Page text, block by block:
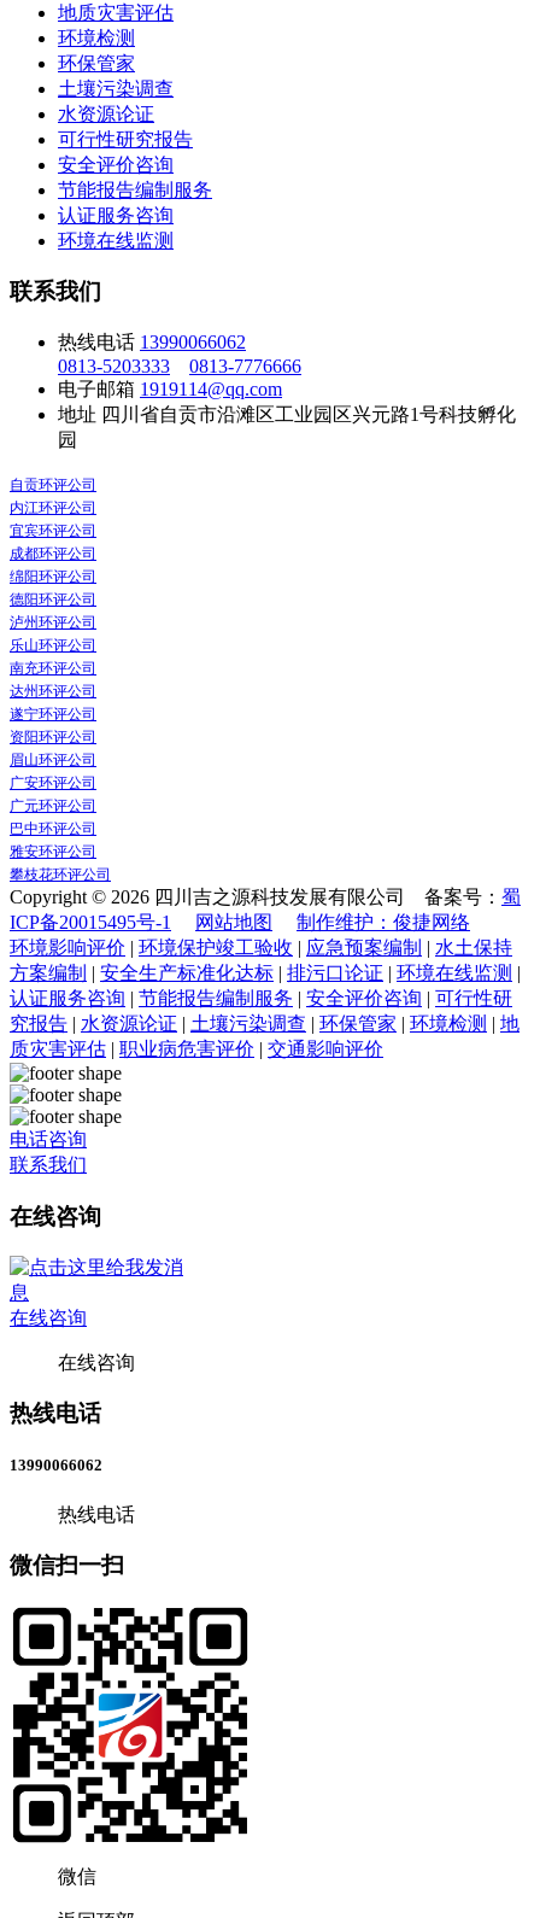
地质灾害评估
环境检测
环保管家
土壤污染调查
水资源论证
可行性研究报告
安全评价咨询
节能报告编制服务
认证服务咨询
环境在线监测
联系我们
热线电话 13990066062
0813-5203333
0813-7776666
电子邮箱 1919114@qq.com
地址 四川省自贡市沿滩区工业园区兴元路1号科技孵化
园
自贡环评公司
内江环评公司
宜宾环评公司
成都环评公司
绵阳环评公司
德阳环评公司
泸州环评公司
乐山环评公司
南充环评公司
达州环评公司
遂宁环评公司
资阳环评公司
眉山环评公司
广安环评公司
广元环评公司
巴中环评公司
雅安环评公司
攀枝花环评公司
Copyright © 2026 四川吉之源科技发展有限公司 备案号： 蜀
ICP备20015495号-1
网站地图
制作维护：俊捷网络
环境影响评价 | 环境保护竣工验收 | 应急预案编制 | 水土保持
方案编制 | 安全生产标准化达标 | 排污口论证 | 环境在线监测 |
认证服务咨询 | 节能报告编制服务 | 安全评价咨询 | 可行性研
究报告 | 水资源论证 | 土壤污染调查 | 环保管家 | 环境检测 | 地
质灾害评估 | 职业病危害评价 | 交通影响评价
电话咨询
联系我们
在线咨询
在线咨询
在线咨询
热线电话
13990066062
热线电话
微信扫一扫
微信